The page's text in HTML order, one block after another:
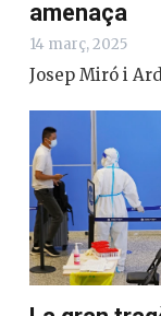
amenaça
14 març, 2025
Josep Miró i